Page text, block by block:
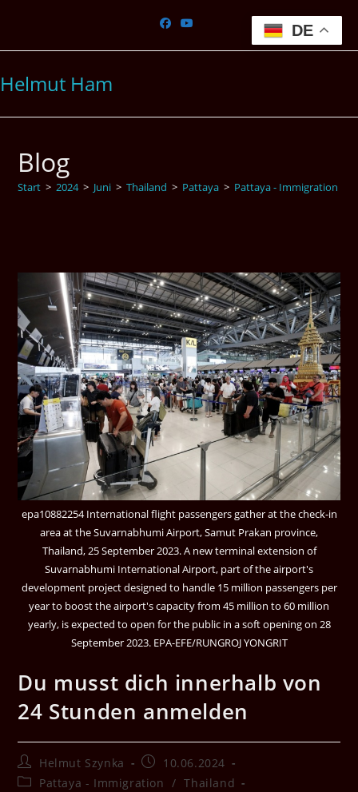
springen
Helmut Ham
Blog
Start > 2024 > Juni > Thailand > Pattaya > Pattaya - Immigration
epa10882254 International flight passengers gather at the check-in
area at the Suvarnabhumi Airport, Samut Prakan province,
Thailand, 25 September 2023. A new terminal extension of
Suvarnabhumi International Airport, part of the airport's
development project designed to handle 15 million passengers per
year to boost the airport's capacity from 45 million to 60 million
yearly, is expected to open for the public in a soft opening on 28
September 2023. EPA-EFE/RUNGROJ YONGRIT
Du musst dich innerhalb von
24 Stunden anmelden
Beitrags-
Autor:
Helmut Szynka
Beitrag
veröffentlicht:
10.06.2024
Beitrags-
Pattaya - Immigration / Thailand
DE